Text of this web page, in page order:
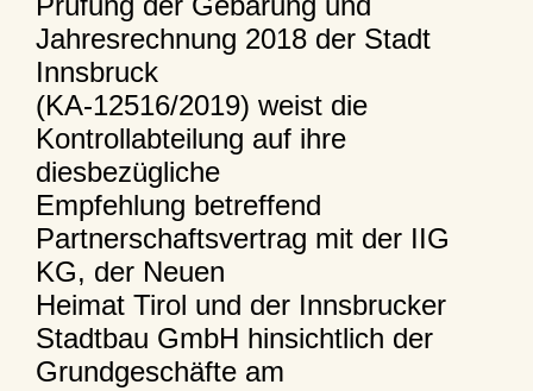
Jahresrechnung 2018 der Stadt
Innsbruck
(KA-12516/2019) weist die
Kontrollabteilung auf ihre
diesbezügliche
Empfehlung betreffend
Partnerschaftsvertrag mit der IIG
KG, der Neuen
Heimat Tirol und der Innsbrucker
Stadtbau GmbH hinsichtlich der
Grundgeschäfte am